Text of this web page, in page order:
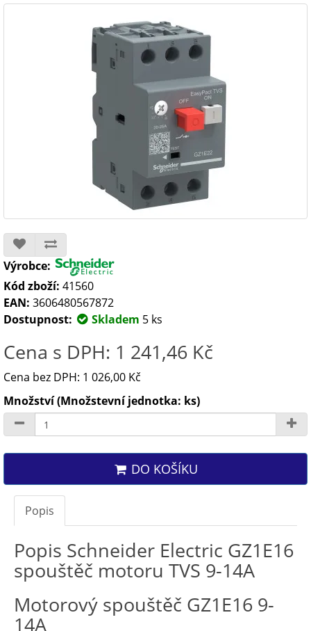
Výrobce:
Kód zboží: 41560
EAN: 3606480567872
Dostupnost:
Skladem 5 ks
Cena s DPH: 1 241,46 Kč
Cena bez DPH: 1 026,00 Kč
Množství (Množstevní jednotka: ks)
DO KOŠÍKU
Popis
Popis Schneider Electric GZ1E16
spouštěč motoru TVS 9-14A
Motorový spouštěč GZ1E16 9-
14A